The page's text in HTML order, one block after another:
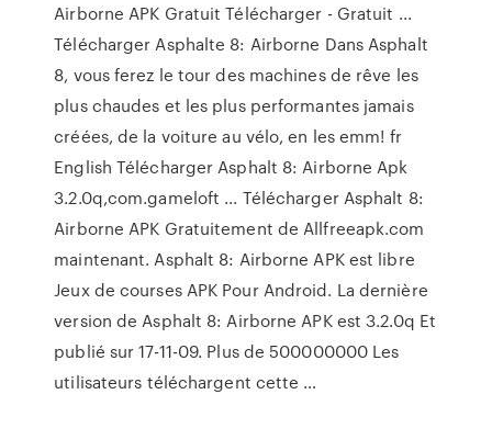
Airborne APK Gratuit Télécharger - Gratuit ...
Télécharger Asphalte 8: Airborne Dans Asphalt
8, vous ferez le tour des machines de rêve les
plus chaudes et les plus performantes jamais
créées, de la voiture au vélo, en les emm! fr
English Télécharger Asphalt 8: Airborne Apk
3.2.0q,com.gameloft ... Télécharger Asphalt 8:
Airborne APK Gratuitement de Allfreeapk.com
maintenant. Asphalt 8: Airborne APK est libre
Jeux de courses APK Pour Android. La dernière
version de Asphalt 8: Airborne APK est 3.2.0q Et
publié sur 17-11-09. Plus de 500000000 Les
utilisateurs téléchargent cette …